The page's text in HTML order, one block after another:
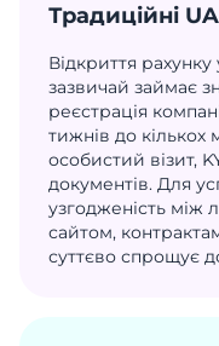
Традиційні
Відкриття
зазвичай займає
реєстрація
тижнів до кількох
особистий візит,
документів. Для
узгодженість між
сайтом,
суттєво спрощує